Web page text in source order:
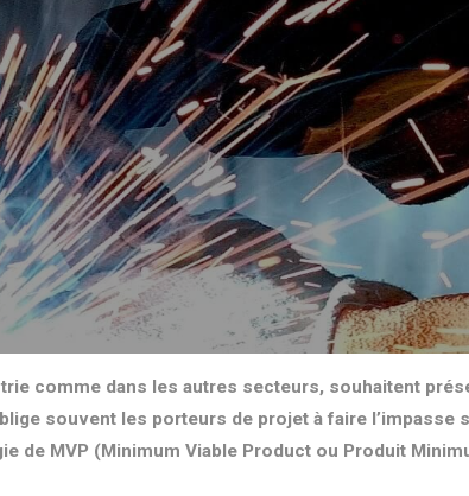
comme dans les autres secteurs, souhaitent
souvent les porteurs de projet à faire
de MVP (Minimum Viable Product ou Produit